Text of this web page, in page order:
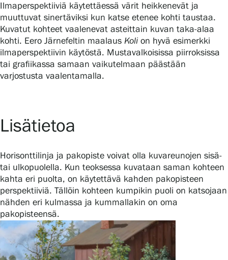
Ilmaperspektiiviä käytettäessä värit heikkenevät ja
muuttuvat sinertäviksi kun katse etenee kohti taustaa.
Kuvatut kohteet vaalenevat asteittain kuvan taka-alaa
kohti. Eero Järnefeltin maalaus Kolion hyvä esimerkki
ilmaperspektiivin käytöstä. Mustavalkoisissa piirroksissa
tai grafiikassa samaan vaikutelmaan päästään
varjostusta vaalentamalla.
Lisätietoa
Horisonttilinja ja pakopiste voivat olla kuvareunojen sisä-
tai ulkopuolella. Kun teoksessa kuvataan saman kohteen
kahta eri puolta, on käytettävä kahden pakopisteen
perspektiiviä. Tällöin kohteen kumpikin puoli on katsojaan
nähden eri kulmassa ja kummallakin on oma
pakopisteensä.